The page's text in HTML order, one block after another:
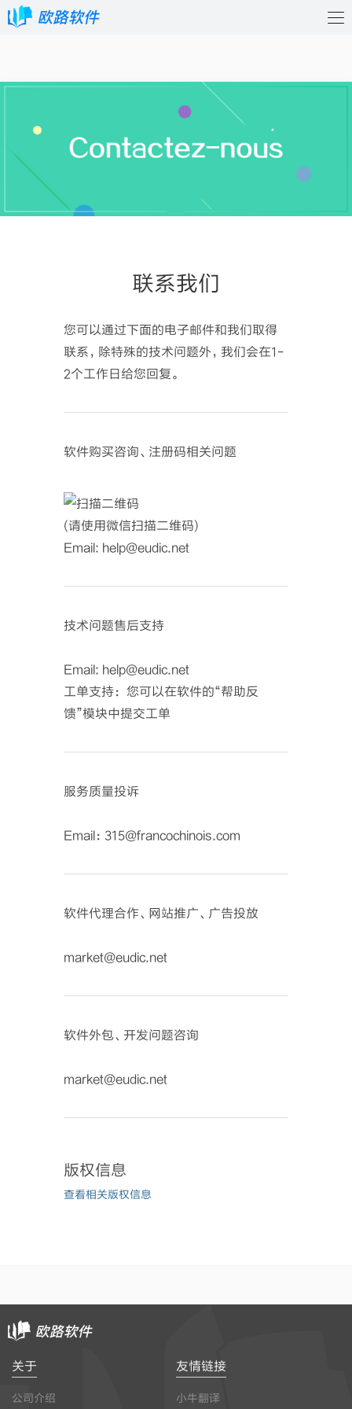
联系我们
您可以通过下面的电子邮件和我们取得
联系，除特殊的技术问题外，我们会在1-
2个工作日给您回复。
软件购买咨询、注册码相关问题
(请使用微信扫描二维码)
Email: help@eudic.net
技术问题售后支持
Email: help@eudic.net
工单支持： 您可以在软件的“帮助反
馈”模块中提交工单
服务质量投诉
Email：315@francochinois.com
软件代理合作、网站推广、广告投放
market@eudic.net
软件外包、开发问题咨询
market@eudic.net
版权信息
查看相关版权信息
关于
公司介绍
友情链接
小牛翻译